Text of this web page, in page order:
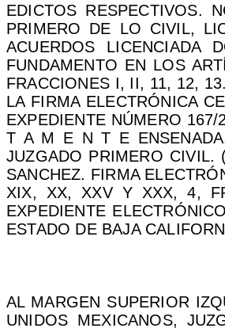
EDICTOS RESPECTIVOS.
PRIMERO DE LO CIVIL,
ACUERDOS LICENCIADA
FUNDAMENTO EN LOS
FRACCIONES I, II, 11, 12,
LA FIRMA ELECTRÓNICA
EXPEDIENTE NÚMERO
T A M E N T E
JUZGADO PRIMERO CIVIL.
SANCHEZ. FIRMA
XIX, XX, XXV Y XXX, 4,
EXPEDIENTE
ESTADO DE BAJA
AL MARGEN SUPERIOR
UNIDOS MEXICANOS,